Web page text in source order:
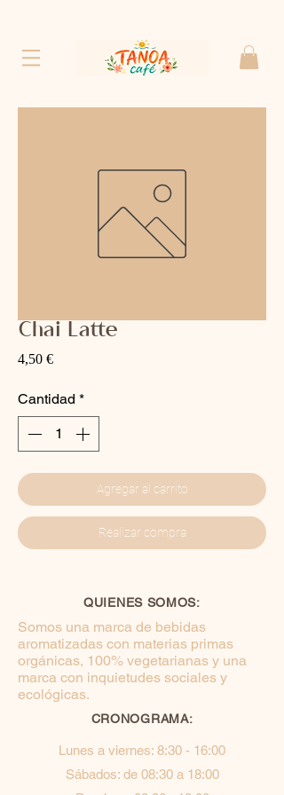
Chai Latte
4,50 €Precio
Cantidad *
Agregar al carrito
Realizar compra
QUIENES SOMOS:
Somos una marca de bebidas
aromatizadas con materias primas
orgánicas, 100% vegetarianas y una
marca con inquietudes sociales y
ecológicas.
CRONOGRAMA:
Lunes a viernes: 8:30 - 16:00
Sábados: de 08:30 a 18:00